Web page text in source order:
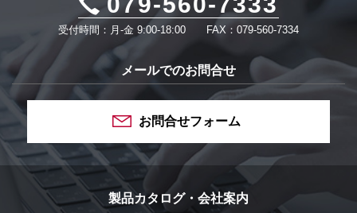
受付時間：月-金 9:00-18:00 FAX：079-560-7334
メールでのお問合せ
お問合せフォーム
製品カタログ・会社案内